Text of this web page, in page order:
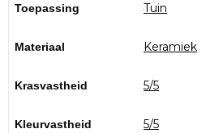
Toepassing Tuin
Materiaal Keramiek
Krasvastheid 5/5
Kleurvastheid 5/5